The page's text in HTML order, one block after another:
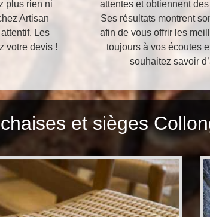
plus rien ni
Artisan
Les
votre devis !
attentes et obtiennent
Ses résultats montrent
afin de vous offrir les
toujours à vos écoutes
souhaitez savoir
et sièges